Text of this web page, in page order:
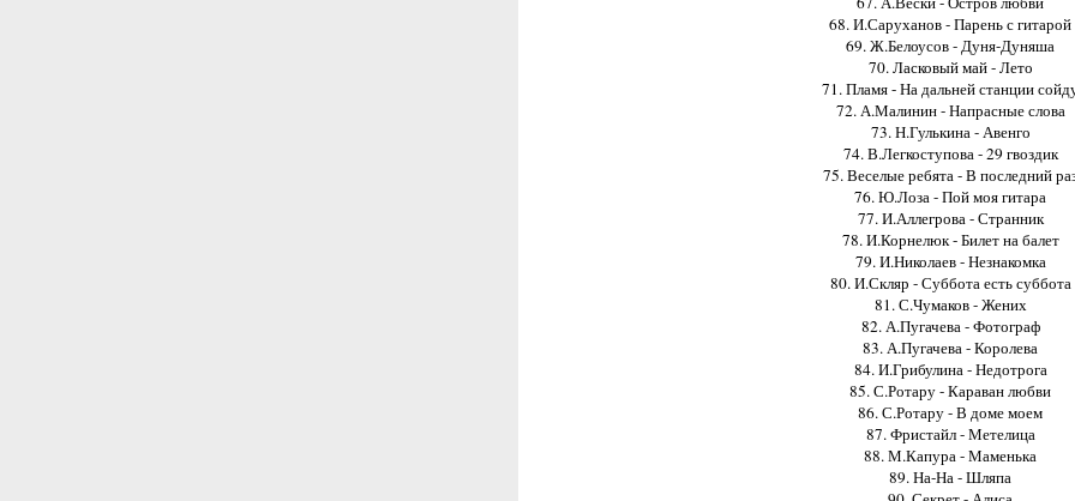
68. И.Саруханов - Парень с гитарой
69. Ж.Белоусов - Дуня-Дуняша
70. Ласковый май - Лето
71. Пламя - На дальней станции
72. А.Малинин - Напрасные слова
73. Н.Гулькина - Авенго
74. В.Легкоступова - 29 гвоздик
75. Веселые ребята - В последний
76. Ю.Лоза - Пой моя гитара
77. И.Аллегрова - Странник
78. И.Корнелюк - Билет на балет
79. И.Николаев - Незнакомка
80. И.Скляр - Суббота есть суббота
81. С.Чумаков - Жених
82. А.Пугачева - Фотограф
83. А.Пугачева - Королева
84. И.Грибулина - Недотрога
85. С.Ротару - Караван любви
86. С.Ротару - В доме моем
87. Фристайл - Метелица
88. М.Капура - Маменька
89. На-На - Шляпа